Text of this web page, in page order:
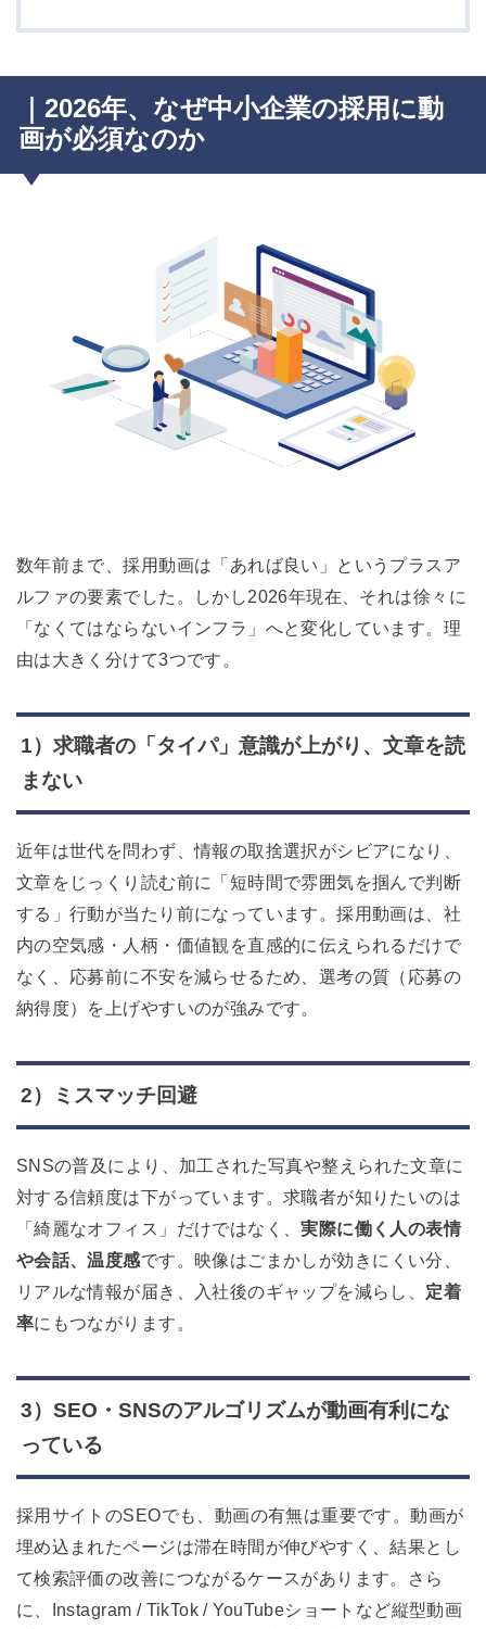
｜2026年、なぜ中小企業の採用に動
画が必須なのか
数年前まで、採用動画は「あれば良い」というプラスア
ルファの要素でした。しかし2026年現在、それは徐々に
「なくてはならないインフラ」へと変化しています。理
由は大きく分けて3つです。
1）求職者の「タイパ」意識が上がり、文章を読
まない
近年は世代を問わず、情報の取捨選択がシビアになり、
文章をじっくり読む前に「短時間で雰囲気を掴んで判断
する」行動が当たり前になっています。採用動画は、社
内の空気感・人柄・価値観を直感的に伝えられるだけで
なく、応募前に不安を減らせるため、選考の質（応募の
納得度）を上げやすいのが強みです。
2）ミスマッチ回避
SNSの普及により、加工された写真や整えられた文章に
対する信頼度は下がっています。求職者が知りたいのは
「綺麗なオフィス」だけではなく、実際に働く人の表情
や会話、温度感です。 映像はごまかしが効きにくい分、
リアルな情報が届き、入社後のギャップを減らし、 定着
率にもつながります。
3）SEO・SNSのアルゴリズムが動画有利にな
っている
採用サイトのSEOでも、動画の有無は重要です。動画が
埋め込まれたページは滞在時間が伸びやすく、結果とし
て検索評価の改善につながるケースがあります。さら
に、Instagram / TikTok / YouTubeショートなど縦型動画